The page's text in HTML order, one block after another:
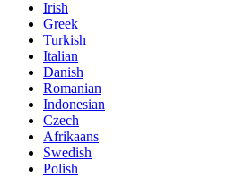
Irish
Greek
Turkish
Italian
Danish
Romanian
Indonesian
Czech
Afrikaans
Swedish
Polish